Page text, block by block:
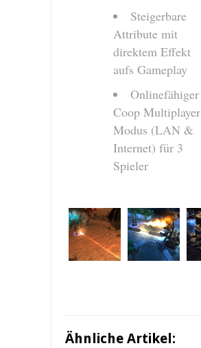
Steigerbare
Attribute mit
direktem Effekt
aufs Gameplay
Onlinefähiger
Coop Multiplayer
Modus (LAN &
Internet) für 3
Spieler
Ähnliche Artikel: